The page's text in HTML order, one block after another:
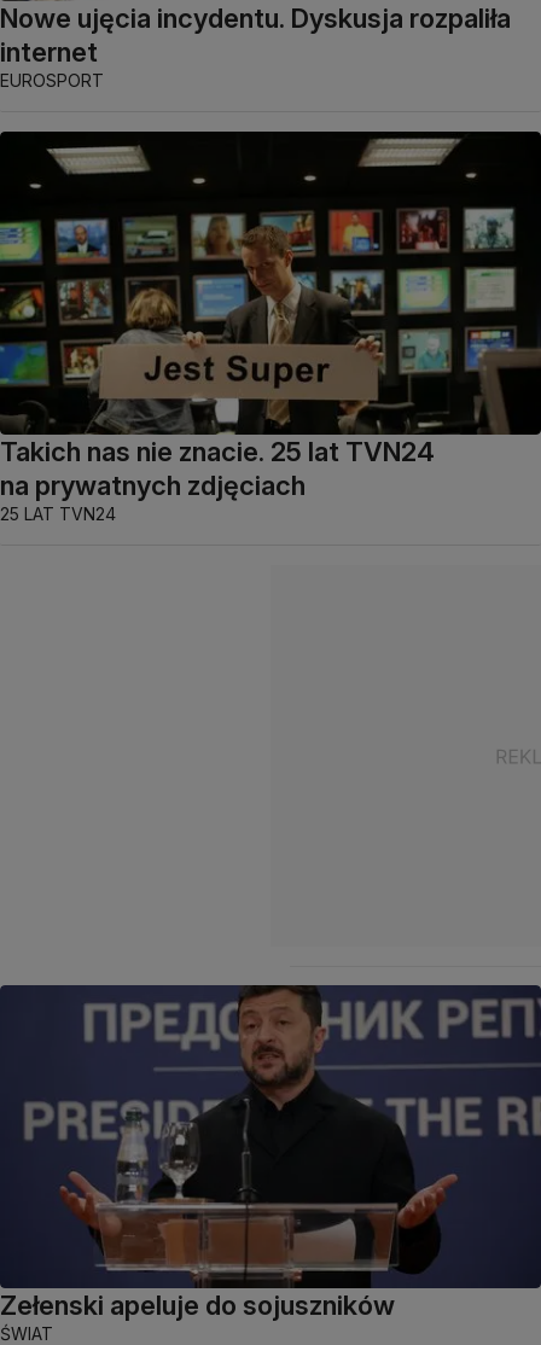
Nowe ujęcia incydentu. Dyskusja rozpaliła
internet
EUROSPORT
Takich nas nie znacie. 25 lat TVN24
na prywatnych zdjęciach
25 LAT TVN24
Zełenski apeluje do sojuszników
ŚWIAT